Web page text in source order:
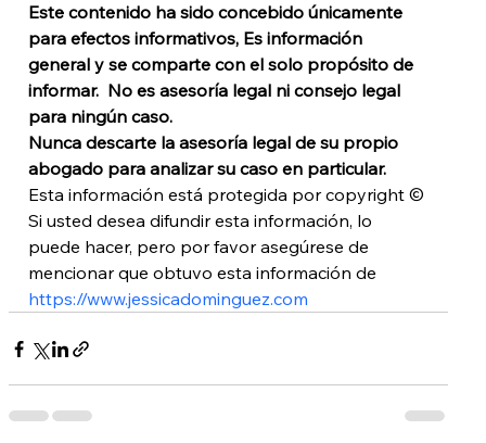
Este contenido ha sido concebido únicamente
para efectos informativos, Es información
general y se comparte con el solo propósito de
informar.  No es asesoría legal ni consejo legal
para ningún caso.
Nunca descarte la asesoría legal de su propio
abogado para analizar su caso en particular.
Esta información está protegida por copyright ©
Si usted desea difundir esta información, lo
puede hacer, pero por favor asegúrese de
mencionar que obtuvo esta información de
https://www.jessicadominguez.com